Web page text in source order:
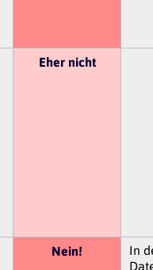
Eher nicht
Nein!
In